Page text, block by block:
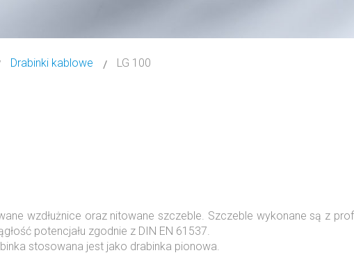
Drabinki kablowe LG 100
wzdłużnice oraz nitowane szczeble. Szczeble wykonane są z
potencjału zgodnie z DIN EN 61537.
stosowana jest jako drabinka pionowa.